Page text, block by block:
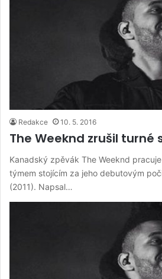
Redakce 10. 5. 2016
The Weeknd zrušil turné
Kanadský zpěvák The Weeknd
týmem stojícím za jeho debutovým
(2011). Napsal…